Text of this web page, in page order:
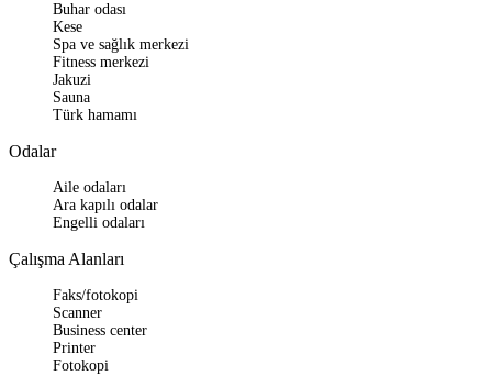
Buhar odası
Kese
Spa ve sağlık merkezi
Fitness merkezi
Jakuzi
Sauna
Türk hamamı
Odalar
Aile odaları
Ara kapılı odalar
Engelli odaları
Çalışma Alanları
Faks/fotokopi
Scanner
Business center
Printer
Fotokopi